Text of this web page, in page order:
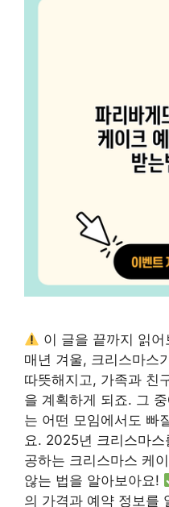
이 글을 끝까지 읽
매년 겨울, 크리스마스
따뜻해지고, 가족과 친
을 계획하게 되죠. 그
는 어떤 모임에서도 빠
요. 2025년 크리스마스
공하는 크리스마스 케
않는 법을 알아보아요!
의 가격과 예약 정보를